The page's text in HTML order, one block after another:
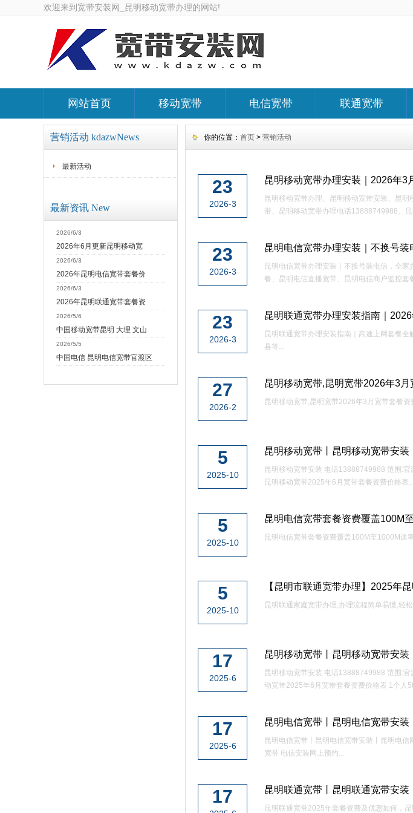
欢迎来到宽带安装网_昆明移动宽带办理的网站!
网站首页 移动宽带 电信宽带 联通宽带
营销活动 kdazwNews
最新活动
最新资讯 New
2026/6/3
2026年6月更新昆明移动宽
2026/6/3
2026年昆明电信宽带套餐价
2026/6/3
2026年昆明联通宽带套餐资
2026/5/6
中国移动宽带昆明 大理 文山
2026/5/5
中国电信 昆明电信宽带官渡区
你的位置： 首页 > 营销活动
23
2026-3
昆明移动宽带办理安装｜2026年3
昆明移动宽带办理、昆明移动宽带安装、昆
带、昆明移动宽带办理电话13888749988、
23
2026-3
昆明电信宽带办理安装｜不换号
昆明电信宽带办理安装｜不换号装电信，全
餐、昆明电信直播宽带、昆明电信商户监控
23
2026-3
昆明联通宽带办理安装指南｜
昆明联通宽带办理安装指南｜高速上网套餐
县等...
27
2026-2
昆明移动宽带,昆明宽带2026年3
昆明移动宽带,昆明宽带2026年3月宽带套餐资
5
2025-10
昆明移动宽带丨昆明移动宽带安
昆明移动宽带安装 电话13888749988 范围:
昆明移动宽带2025年6月宽带套餐资费价格表...
5
2025-10
昆明电信宽带套餐资费覆盖100M
昆明电信宽带套餐资费覆盖100M至1000M速
5
2025-10
【昆明市联通宽带办理】2025年
昆明联通家庭宽带办理,办理流程简单易懂,轻
17
2025-6
昆明移动宽带丨昆明移动宽带安
昆明移动宽带安装 电话13888749988 范围:
动宽带2025年6月宽带套餐资费价格表 1个人
17
2025-6
昆明电信宽带丨昆明电信宽带安
昆明电信宽带丨昆明电信宽带安装丨昆明电
宽带 电信安装网上预约...
17 昆明联通宽带丨昆明联通宽带安
昆明联通宽带2025年套餐资费及优惠如何，